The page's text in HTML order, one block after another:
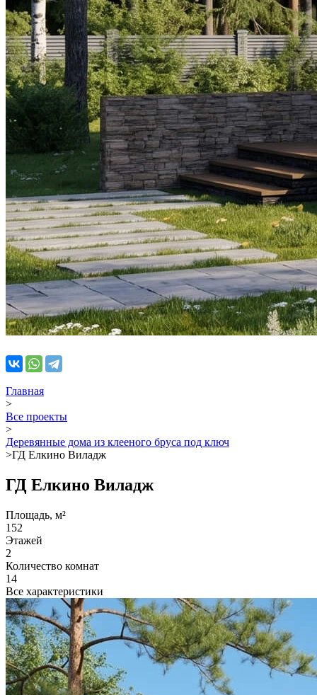
Главная
>
Все проекты
>
Деревянные дома из клееного бруса под ключ
>ГД Елкино Виладж
ГД Елкино Виладж
Площадь, м²
152
Этажей
2
Количество комнат
14
Все характеристики